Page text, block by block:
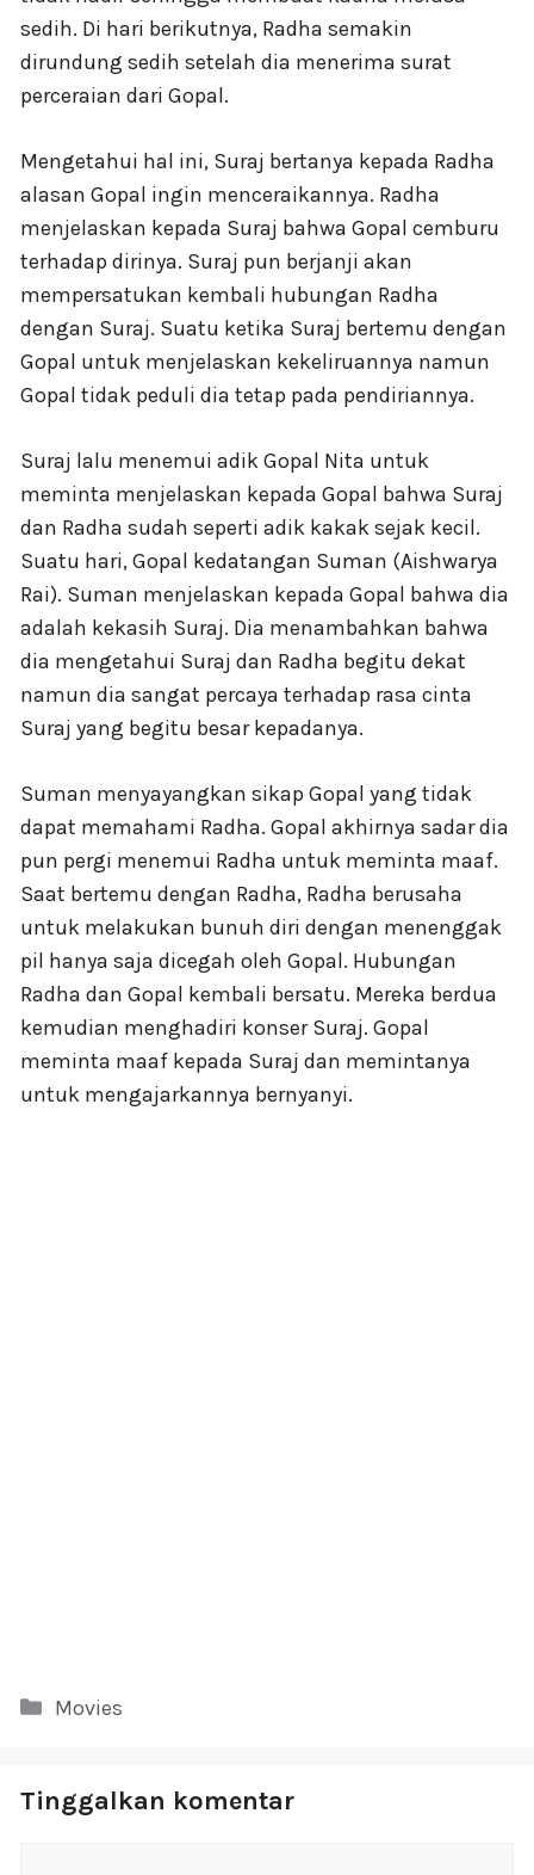
sedih. Di hari berikutnya, Radha semakin
dirundung sedih setelah dia menerima surat
perceraian dari Gopal.
Mengetahui hal ini, Suraj bertanya kepada Radha
alasan Gopal ingin menceraikannya. Radha
menjelaskan kepada Suraj bahwa Gopal cemburu
terhadap dirinya. Suraj pun berjanji akan
mempersatukan kembali hubungan Radha
dengan Suraj. Suatu ketika Suraj bertemu dengan
Gopal untuk menjelaskan kekeliruannya namun
Gopal tidak peduli dia tetap pada pendiriannya.
Suraj lalu menemui adik Gopal Nita untuk
meminta menjelaskan kepada Gopal bahwa Suraj
dan Radha sudah seperti adik kakak sejak kecil.
Suatu hari, Gopal kedatangan Suman (Aishwarya
Rai). Suman menjelaskan kepada Gopal bahwa dia
adalah kekasih Suraj. Dia menambahkan bahwa
dia mengetahui Suraj dan Radha begitu dekat
namun dia sangat percaya terhadap rasa cinta
Suraj yang begitu besar kepadanya.
Suman menyayangkan sikap Gopal yang tidak
dapat memahami Radha. Gopal akhirnya sadar dia
pun pergi menemui Radha untuk meminta maaf.
Saat bertemu dengan Radha, Radha berusaha
untuk melakukan bunuh diri dengan menenggak
pil hanya saja dicegah oleh Gopal. Hubungan
Radha dan Gopal kembali bersatu. Mereka berdua
kemudian menghadiri konser Suraj. Gopal
meminta maaf kepada Suraj dan memintanya
untuk mengajarkannya bernyanyi.
Kategori
Movies
Tinggalkan komentar